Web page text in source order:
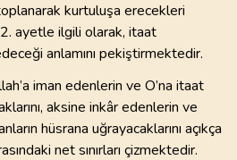
kurtuluşa erecekleri
ayetle ilgili olarak, itaat
anlamını pekiştirmektedir.
iman edenlerin ve O’na itaat
aksine inkâr edenlerin ve
hüsrana uğrayacaklarını açıkça
net sınırları çizmektedir.